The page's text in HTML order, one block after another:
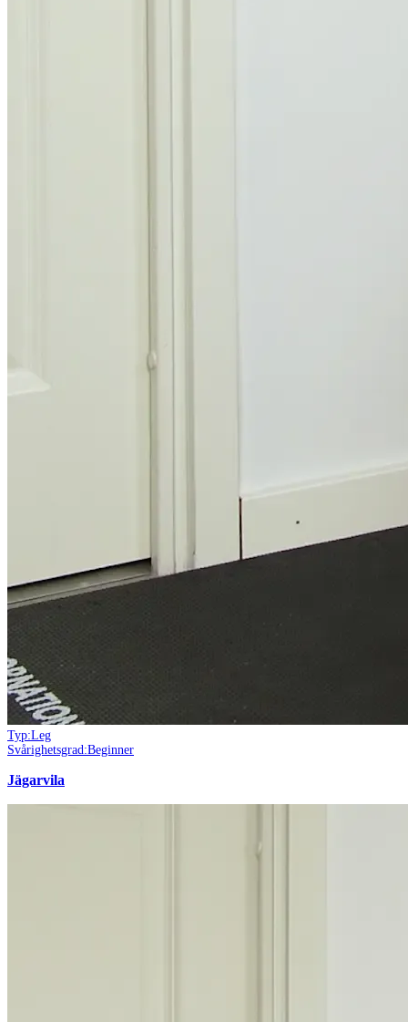
Typ:Leg
Svårighetsgrad:Beginner
Jägarvila